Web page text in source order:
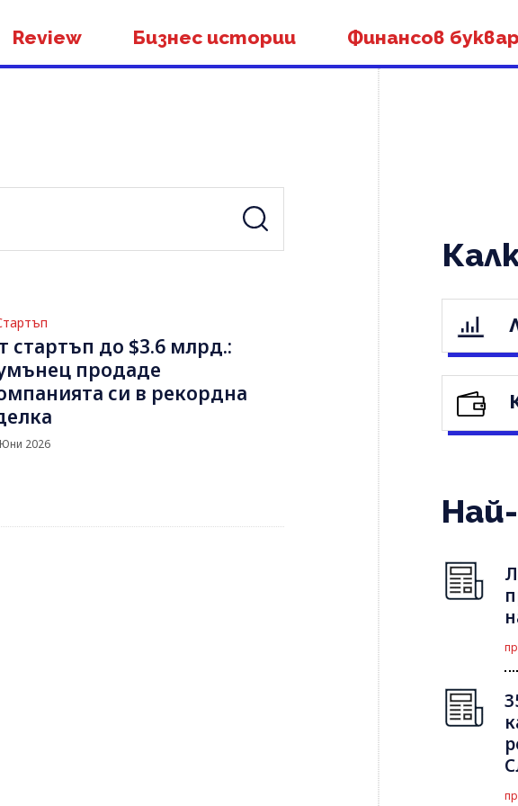
Review Бизнес истории Финансов буквар
стартъп до $3.6 млрд.:
продаде
си в рекордна
2026